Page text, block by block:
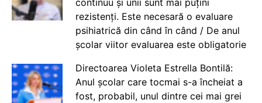
rezistenți. Este necesară o evaluare
psihiatrică din când în când / De anul
școlar viitor evaluarea este obligatorie
Directoarea Violeta Estrella Bontilă:
Anul școlar care tocmai s-a încheiat a
fost, probabil, unul dintre cei mai grei